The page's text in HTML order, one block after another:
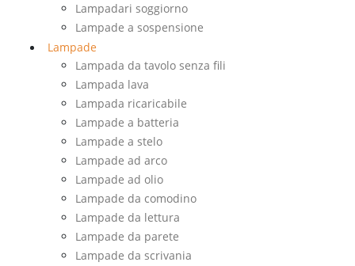
Lampadari soggiorno
Lampade a sospensione
Lampade
Lampada da tavolo senza fili
Lampada lava
Lampada ricaricabile
Lampade a batteria
Lampade a stelo
Lampade ad arco
Lampade ad olio
Lampade da comodino
Lampade da lettura
Lampade da parete
Lampade da scrivania